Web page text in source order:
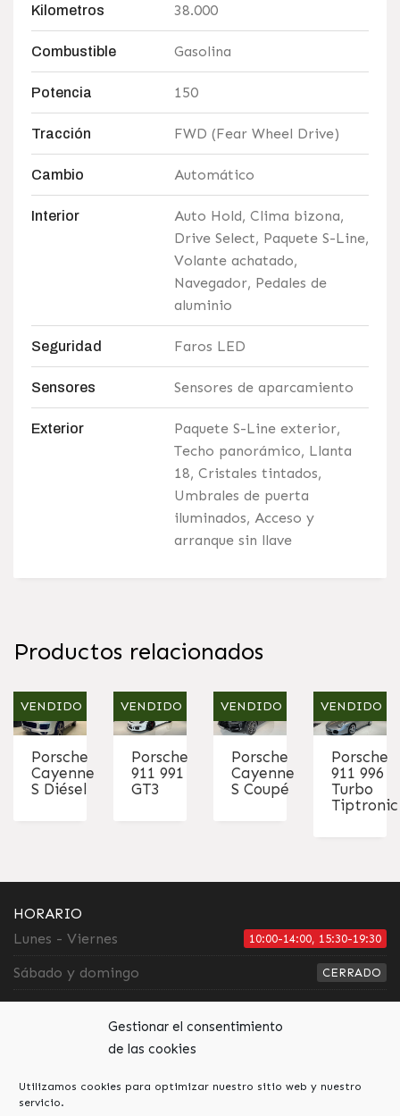
Gestionar el consentimiento
de las cookies
Utilizamos cookies para optimizar nuestro sitio web y nuestro
servicio.
Kilometros 38.000
Combustible Gasolina
Potencia 150
Tracción FWD (Fear Wheel Drive)
Cambio Automático
Interior
Auto Hold, Clima bizona,
Drive Select, Paquete S-Line,
Volante achatado,
Navegador, Pedales de
aluminio
Seguridad Faros LED
Sensores Sensores de aparcamiento
Exterior
Paquete S-Line exterior,
Techo panorámico, Llanta
18, Cristales tintados,
Umbrales de puerta
iluminados, Acceso y
arranque sin llave
Productos relacionados
VENDIDO
Porsche
Cayenne
S Diésel
VENDIDO
Porsche
911 991
GT3
VENDIDO
Porsche
Cayenne
S Coupé
VENDIDO
Porsche
911 996
Turbo
Tiptronic
HORARIO
Lunes - Viernes
10:00-14:00, 15:30-19:30
Sábado y domingo CERRADO